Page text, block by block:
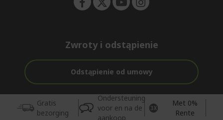
Zwroty i odstąpienie
Odstąpienie od umowy
Gratis
bezorging
Ondersteuning
voor en na de
aankoop
Met 0%
Rente